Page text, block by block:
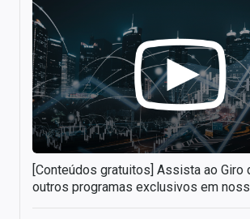
[Conteúdos gratuitos] Assista ao Giro
outros programas exclusivos em